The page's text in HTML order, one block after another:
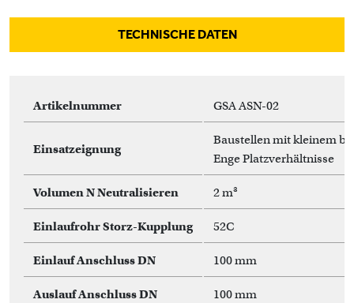
TECHNISCHE DATEN
Artikelnummer GSA ASN-02
Einsatzeignung
Baustellen mit kleinem
Enge Platzverhältnisse
Volumen N Neutralisieren 2 m³
Einlaufrohr Storz-Kupplung 52C
Einlauf Anschluss DN 100 mm
Auslauf Anschluss DN 100 mm